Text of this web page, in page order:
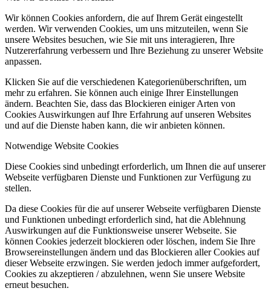
Wir können Cookies anfordern, die auf Ihrem Gerät eingestellt
werden. Wir verwenden Cookies, um uns mitzuteilen, wenn Sie
unsere Websites besuchen, wie Sie mit uns interagieren, Ihre
Nutzererfahrung verbessern und Ihre Beziehung zu unserer Website
anpassen.
Klicken Sie auf die verschiedenen Kategorienüberschriften, um
mehr zu erfahren. Sie können auch einige Ihrer Einstellungen
ändern. Beachten Sie, dass das Blockieren einiger Arten von
Cookies Auswirkungen auf Ihre Erfahrung auf unseren Websites
und auf die Dienste haben kann, die wir anbieten können.
Notwendige Website Cookies
Diese Cookies sind unbedingt erforderlich, um Ihnen die auf unserer
Webseite verfügbaren Dienste und Funktionen zur Verfügung zu
stellen.
Da diese Cookies für die auf unserer Webseite verfügbaren Dienste
und Funktionen unbedingt erforderlich sind, hat die Ablehnung
Auswirkungen auf die Funktionsweise unserer Webseite. Sie
können Cookies jederzeit blockieren oder löschen, indem Sie Ihre
Browsereinstellungen ändern und das Blockieren aller Cookies auf
dieser Webseite erzwingen. Sie werden jedoch immer aufgefordert,
Cookies zu akzeptieren / abzulehnen, wenn Sie unsere Website
erneut besuchen.